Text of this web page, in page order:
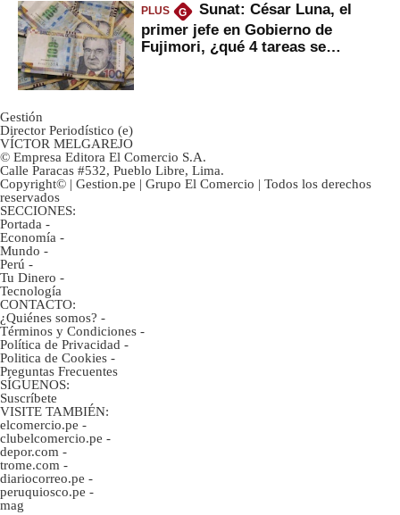
PLUS G
Sunat: César Luna, el
primer jefe en Gobierno de
Fujimori, ¿qué 4 tareas se
Gestión
Director Periodístico (e)
VÍCTOR MELGAREJO
© Empresa Editora El Comercio S.A.
Calle Paracas #532, Pueblo Libre, Lima.
Copyright© | Gestion.pe | Grupo El Comercio | Todos los derechos
reservados
SECCIONES:
Portada -
Economía -
Mundo -
Perú -
Tu Dinero -
Tecnología
CONTACTO:
¿Quiénes somos? -
Términos y Condiciones -
Política de Privacidad -
Politica de Cookies -
Preguntas Frecuentes
SÍGUENOS:
Suscríbete
VISITE TAMBIÉN:
elcomercio.pe -
clubelcomercio.pe -
depor.com -
trome.com -
diariocorreo.pe -
peruquiosco.pe -
mag